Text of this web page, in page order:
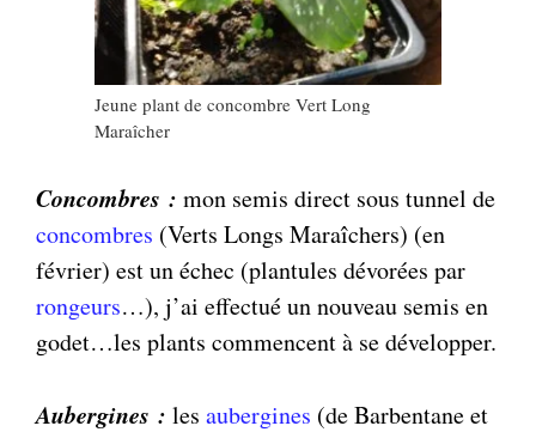
Jeune plant de concombre Vert Long
Maraîcher
Concombres : mon semis direct sous tunnel de
concombres (Verts Longs Maraîchers) (en
février) est un échec (plantules dévorées par
rongeurs…), j’ai effectué un nouveau semis en
godet…les plants commencent à se développer.
Aubergines : les aubergines (de Barbentane et